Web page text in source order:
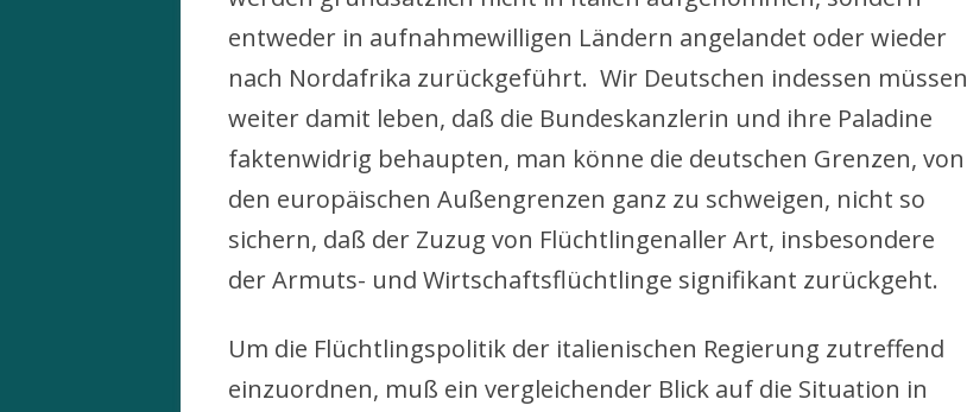
entweder in aufnahmewilligen Ländern angelandet oder wieder
nach Nordafrika zurückgeführt. Wir Deutschen indessen müssen
weiter damit leben, daß die Bundeskanzlerin und ihre Paladine
faktenwidrig behaupten, man könne die deutschen Grenzen, von
den europäischen Außengrenzen ganz zu schweigen, nicht so
sichern, daß der Zuzug von Flüchtlingenaller Art, insbesondere
der Armuts- und Wirtschaftsflüchtlinge signifikant zurückgeht.
Um die Flüchtlingspolitik der italienischen Regierung zutreffend
einzuordnen, muß ein vergleichender Blick auf die Situation in